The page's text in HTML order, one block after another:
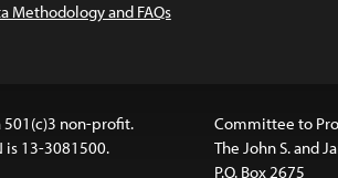
Methodology and FAQs
501(c)3 non-profit.
is 13-3081500.
Committee to
The John S. and
P.O. Box 2675